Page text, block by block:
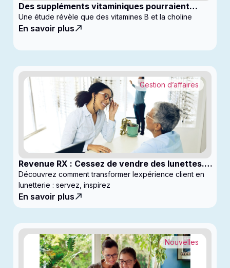
Des suppléments vitaminiques pourraient
ralentir la progression du glaucome
Une étude révèle que des vitamines B et la choline
En savoir plus
Revenue RX : Cessez de vendre des lunettes.
Commencez à générer des profits
Gestion d’affaires
Découvrez comment transformer lexpérience client en
lunetterie : servez, inspirez
En savoir plus
Nouvelles